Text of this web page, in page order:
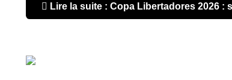
Lire la suite : Copa Libertadores 2026 :